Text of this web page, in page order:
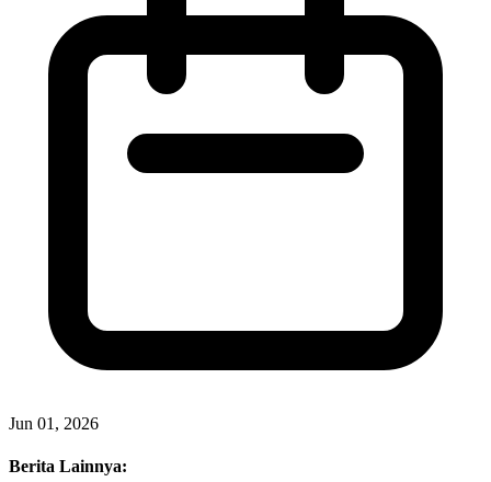
Jun 01, 2026
Berita Lainnya: